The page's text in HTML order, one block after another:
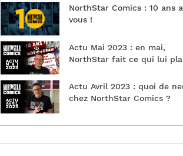
NorthStar Comics : 10 ans
vous !
Actu Mai 2023 : en mai,
NorthStar fait ce qui lui
Actu Avril 2023 : quoi de
chez NorthStar Comics ?